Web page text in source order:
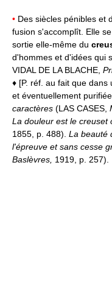
• Des siècles pénibles et
fusion s'accomplît. Elle
sortie elle-même du
d'hommes et d'idées qui
VIDAL DE LA BLACHE,
♦ [P. réf. au fait que
et éventuellement
caractères (LAS CASES,
La douleur est le creuset
1855, p. 488). La beauté
l'épreuve et sans cesse
Baslèvres, 1919, p. 257).